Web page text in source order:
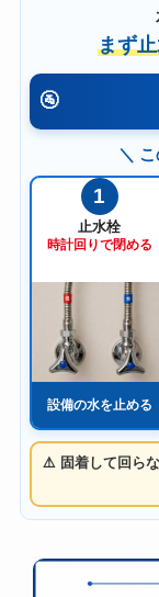
まず
🚰
＼
1
止水栓
時計回りで閉める
設備の水を止める
⚠️ 固着して回ら